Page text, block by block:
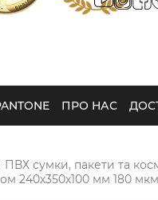
ПРО НАС
ПВХ сумки, пакети та
240х350х100 мм 180